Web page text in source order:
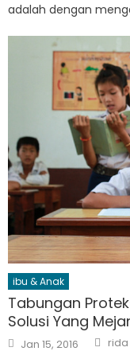
adalah dengan
ibu & Anak
Tabungan
Solusi Yang
Posted
on
Jan 15, 2016